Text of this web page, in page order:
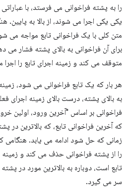
را به پشته فراخوانی می فرستد، با
یکی یکی اجرا می شوند، از بالا به پایین.
متن کلی با یک فراخوانی تابع مواجه می
برای آن فراخوانی به بالای پشته فشار می
متوقف می کند و زمینه اجرای تابع را اجرا
هر بار که یک تابع فراخوانی می شود،
به بالای پشته، درست بالای زمینه اجرای
فراخوانی بر اساس "آخرین ورود، اولین
که آخرین فراخوانی تابع، که بالاترین در
زمانی که حل شود ادامه می یابد. هنگامی
را از پشته فراخوانی حذف می کند و زمینه
تابع است، دوباره به بالاترین مورد در
سر می گیرد.